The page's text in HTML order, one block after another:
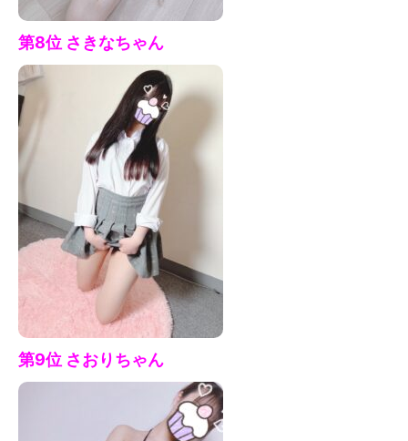
第8位 さきなちゃん
第9位 さおりちゃん